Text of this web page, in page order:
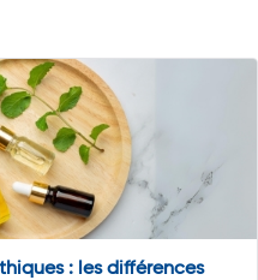
: les différences